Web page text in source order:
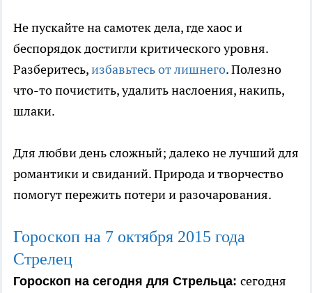
Не пускайте на самотек дела, где хаос и
беспорядок достигли критического уровня.
Разберитесь,избавьтесь от лишнего. Полезно
что-то почистить, удалить наслоения, накипь,
шлаки.
Для любви день сложный; далеко не лучший для
романтики и свиданий. Природа и творчество
помогут пережить потери и разочарования.
Гороскоп на 7 октября 2015 года
Стрелец
Гороскоп на сегодня для Стрельца: сегодня